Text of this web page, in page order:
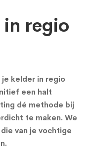
regio
kelder in regio
een halt
dé methode bij
te maken. We
van je vochtige